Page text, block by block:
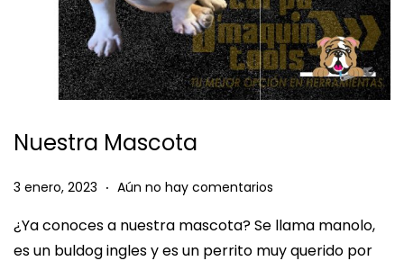
n
Nuestra Mascota
P
b
3 enero, 2023 3
n
. Aún no hay comentarios
¿Ya conoces a nuestra mascota? Se llama manolo,
es un buldog ingles y es un perrito muy querido por